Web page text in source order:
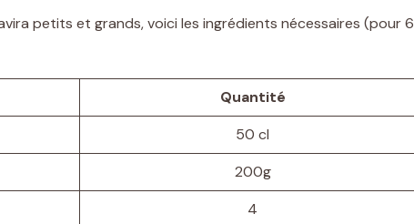
petits et grands, voici les ingrédients nécessaires (pour 6
Quantité
50 cl
200g
4